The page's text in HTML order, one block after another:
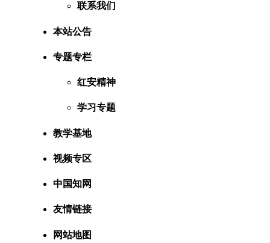
联系我们
本站公告
专题专栏
红安精神
学习专题
教学基地
视频专区
中国知网
友情链接
网站地图